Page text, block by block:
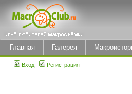
Главная Галерея
Вход Регистрация